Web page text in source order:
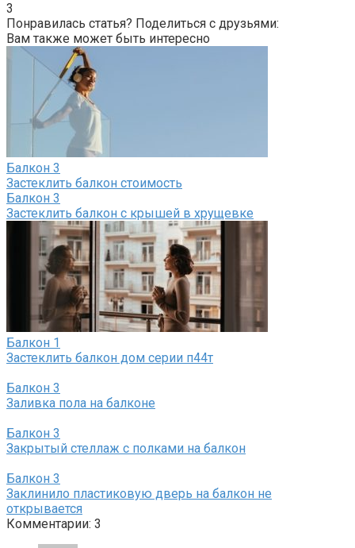
3
Понравилась статья? Поделиться с друзьями:
Вам также может быть интересно
Балкон 3
Застеклить балкон стоимость
Балкон 3
Застеклить балкон с крышей в хрущевке
Балкон 1
Застеклить балкон дом серии п44т
Балкон 3
Заливка пола на балконе
Балкон 3
Закрытый стеллаж с полками на балкон
Балкон 3
Заклинило пластиковую дверь на балкон не
открывается
Комментарии: 3